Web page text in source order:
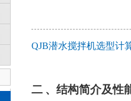
QJB潜水搅拌机选型计
二 、结构简介及性